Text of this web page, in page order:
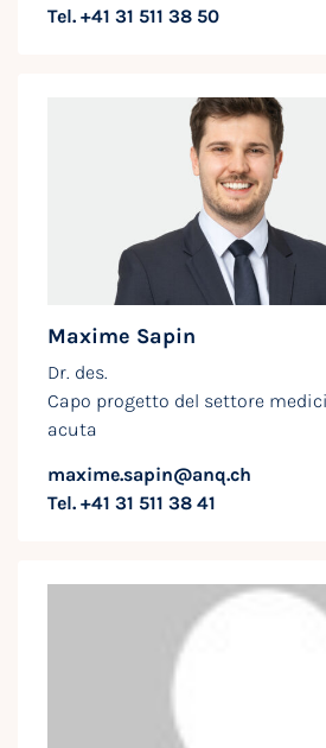
Tel. +41 31 511 38 50
Maxime Sapin
Dr. des.
Capo progetto del settore
acuta
maxime.sapin@anq.ch
Tel. +41 31 511 38 41